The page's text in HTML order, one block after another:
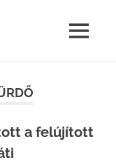
MENU
a felújított